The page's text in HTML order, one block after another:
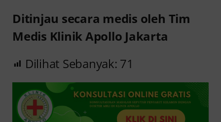
Ditinjau secara medis oleh Tim
Medis Klinik Apollo Jakarta
Dilihat Sebanyak: 71